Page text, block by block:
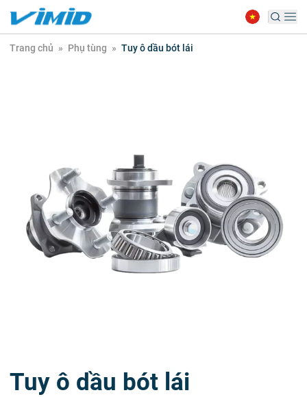
Trang chủ » Phụ tùng » Tuy ô dầu bót lái
Tuy ô dầu bót lái